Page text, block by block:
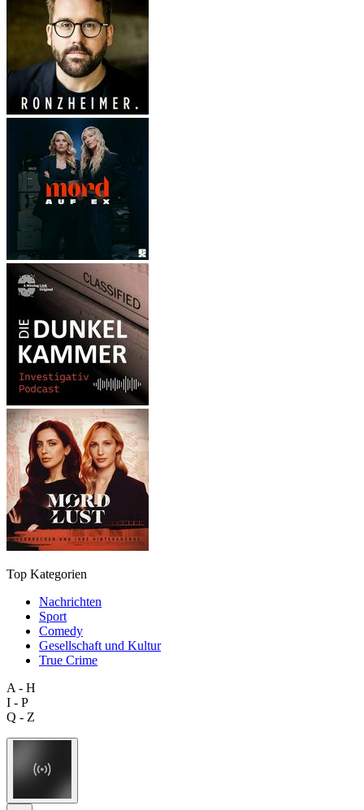
Top Kategorien
Nachrichten
Sport
Comedy
Gesellschaft und Kultur
True Crime
A - H
I - P
Q - Z